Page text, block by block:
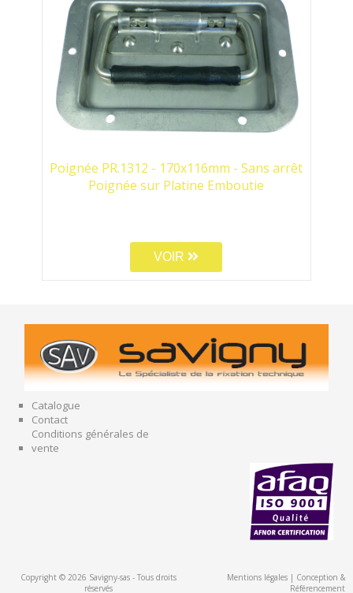
Poignée PR.1312 - 170x116mm - Sans arrêt
Poignée sur Platine Emboutie
VOIR
Catalogue
Contact
Conditions générales de
vente
Copyright © 2026 Savigny-sas - Tous droits
réservés
Mentions légales | Conception &
Référencement